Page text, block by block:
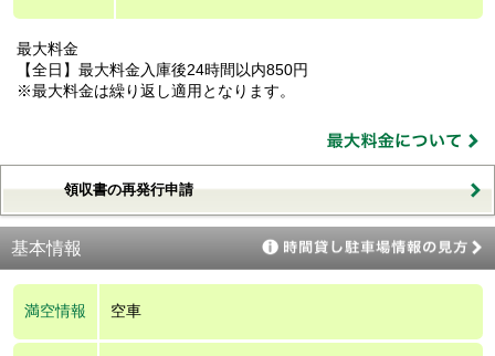
最大料金
【全日】最大料金入庫後24時間以内850円
※最大料金は繰り返し適用となります。
領収書の再発行申請
基本情報
満空情報 空車